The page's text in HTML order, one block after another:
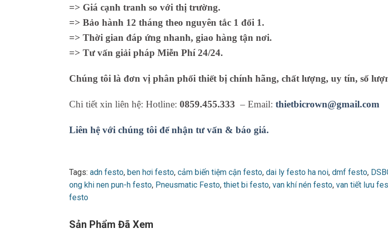
=> Giá cạnh tranh so với thị trường.
=> Bảo hành 12 tháng theo nguyên tắc 1 đổi 1.
=> Thời gian đáp ứng nhanh, giao hàng tận nơi.
=> Tư vấn giải pháp Miễn Phí 24/24.
Chúng tôi là đơn vị phân phối thiết bị chính hãng, chất lượng, uy tín, số
Chi tiết xin liên hệ: Hotline: 0859.455.333 – Email: thietbicrown@gmail.com
Liên hệ với chúng tôi để nhận tư vấn & báo giá.
Tags: adn festo, ben hơi festo, cảm biến tiệm cận festo, dai ly festo ha noi, dmf festo,
ong khi nen pun-h festo, Pneusmatic Festo, thiet bi festo, van khí nén festo, van tiết lưu
festo
Sản Phẩm Đã Xem